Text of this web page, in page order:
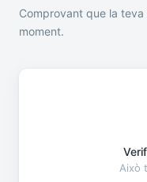
Comprovant que la
moment.
Això